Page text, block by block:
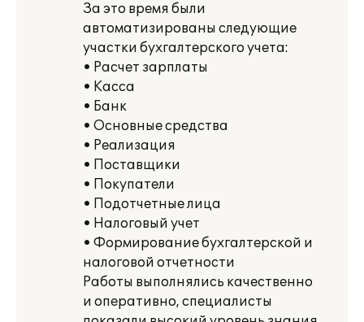
За это время были
автоматизированы следующие
участки бухгалтерского учета:
• Расчет зарплаты
• Касса
• Банк
• Основные средства
• Реализация
• Поставщики
• Покупатели
• Подотчетные лица
• Налоговый учет
• Формирование бухгалтерской и
налоговой отчетности
Работы выполнялись качественно
и оперативно, специалисты